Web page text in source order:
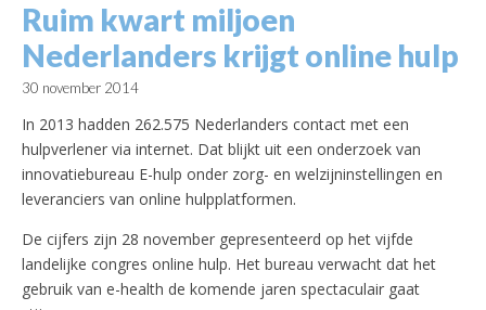
Ruim kwart miljoen
Nederlanders krijgt online hulp
30 november 2014
In 2013 hadden 262.575 Nederlanders contact met een
hulpverlener via internet. Dat blijkt uit een onderzoek van
innovatiebureau E-hulp onder zorg- en welzijninstellingen en
leveranciers van online hulpplatformen.
De cijfers zijn 28 november gepresenteerd op het vijfde
landelijke congres online hulp. Het bureau verwacht dat het
gebruik van e-health de komende jaren spectaculair gaat